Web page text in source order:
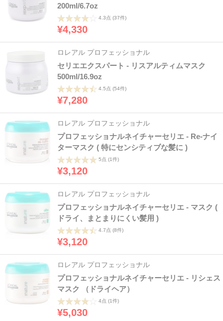
200ml/6.7oz
4.3点 (37件)
¥4,330
ロレアル プロフェッショナル
セリエエクスパート - リスアルティムマスク
500ml/16.9oz
4.5点 (54件)
¥7,280
ロレアル プロフェッショナル
プロフェッショナルネイチャーセリエ - Re-ナイ
ターマスク ( 特にセンシティブな髪に )
5点 (1件)
¥3,120
ロレアル プロフェッショナル
プロフェッショナルネイチャーセリエ - マスク (
ドライ、まとまりにくい髪用 )
4.7点 (8件)
¥3,120
ロレアル プロフェッショナル
プロフェッショナルネイチャーセリエ - リシェス
マスク （ドライヘア）
4点 (1件)
¥5,030